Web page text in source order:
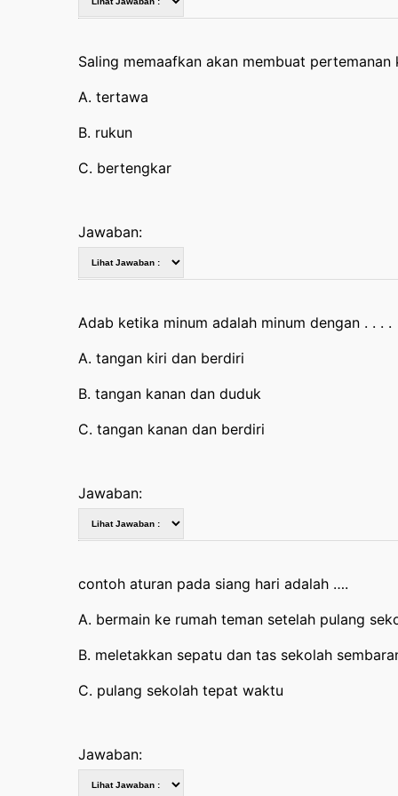
Saling memaafkan akan membuat
A. tertawa
B. rukun
C. bertengkar
Jawaban:
Adab ketika minum adalah minum dengan . . . .
A. tangan kiri dan berdiri
B. tangan kanan dan duduk
C. tangan kanan dan berdiri
Jawaban:
contoh aturan pada siang hari adalah ….
A. bermain ke rumah teman setelah pulang
B. meletakkan sepatu dan tas sekolah
C. pulang sekolah tepat waktu
Jawaban: